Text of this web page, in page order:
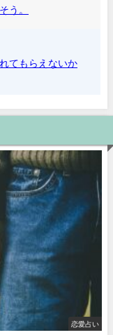
う。
てもらえないか
恋愛占い